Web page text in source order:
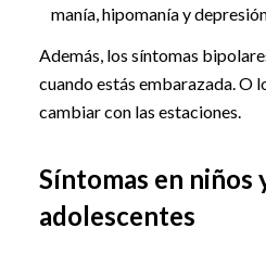
manía, hipomanía y
Además, los síntomas
cuando estás embarazada. O
cambiar con las estaciones.
Síntomas en niños
adolescentes